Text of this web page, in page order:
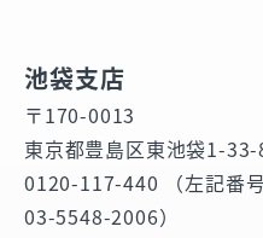
池袋支店
〒170-0013
東京都豊島区東池袋1-33-
0120-117-440 （左記番
03-5548-2006）